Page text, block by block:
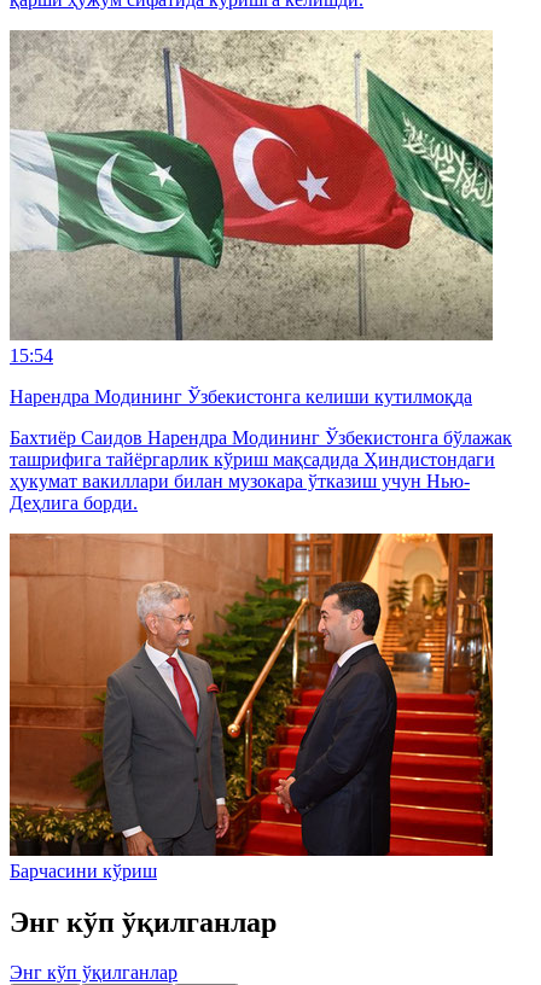
15:54
Нарендра Модининг Ўзбекистонга келиши кутилмоқда
Бахтиёр Саидов Нарендра Модининг Ўзбекистонга бўлажак
ташрифига тайёргарлик кўриш мақсадида Ҳиндистондаги
ҳукумат вакиллари билан музокара ўтказиш учун Нью-
Деҳлига борди.
Барчасини кўриш
Энг кўп ўқилганлар
Энг кўп ўқилганлар